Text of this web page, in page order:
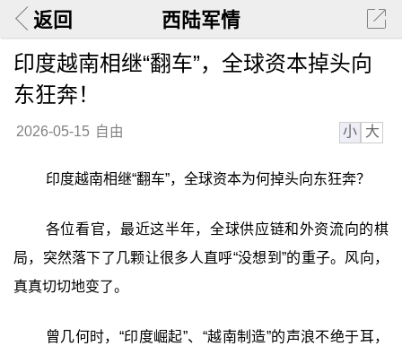
返回 西陆军情
印度越南相继“翻车”，全球资本掉头向
东狂奔！
2026-05-15 自由 小 大
印度越南相继“翻车”，全球资本为何掉头向东狂奔？
各位看官，最近这半年，全球供应链和外资流向的棋
局，突然落下了几颗让很多人直呼“没想到”的重子。风向，
真真切切地变了。
曾几何时，“印度崛起”、“越南制造”的声浪不绝于耳，